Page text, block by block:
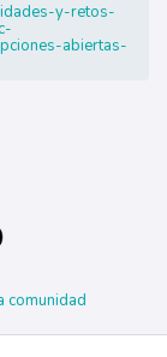
y-retos-
abiertas-
comunidad